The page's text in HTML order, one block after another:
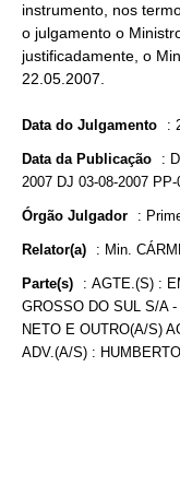
instrumento, nos
o julgamento o
justificadamente, o
22.05.2007.
Data do Julgamento :
Data da Publicação :
2007 DJ 03-08-2007
Órgão Julgador :
Relator(a) : Min.
Parte(s) : AGTE.(S) :
GROSSO DO SUL S/A
NETO E OUTRO(A/S)
ADV.(A/S) :